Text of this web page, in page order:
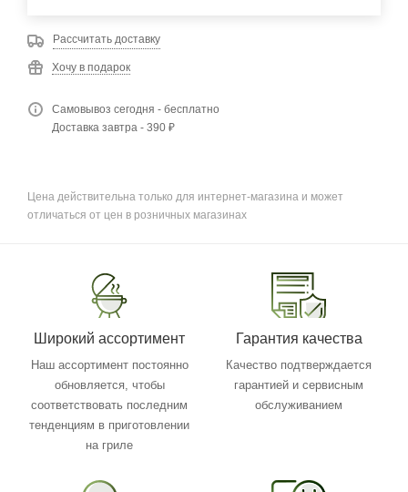
Рассчитать доставку
Хочу в подарок
Самовывоз сегодня - бесплатно
Доставка завтра - 390 ₽
Цена действительна только для интернет-магазина и может
отличаться от цен в розничных магазинах
Широкий ассортимент
Наш ассортимент постоянно
обновляется, чтобы
соответствовать последним
тенденциям в приготовлении
на гриле
Гарантия качества
Качество подтверждается
гарантией и сервисным
обслуживанием